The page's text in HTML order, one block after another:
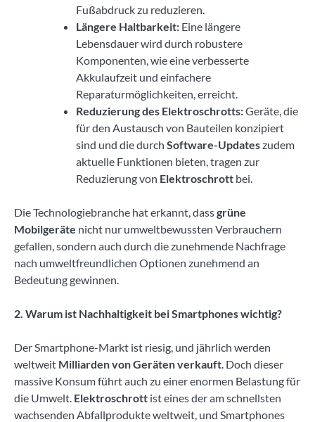
Fußabdruck zu reduzieren.
Längere Haltbarkeit: Eine längere
Lebensdauer wird durch robustere
Komponenten, wie eine verbesserte
Akkulaufzeit und einfachere
Reparaturmöglichkeiten, erreicht.
Reduzierung des Elektroschrotts:Geräte, die
für den Austausch von Bauteilen konzipiert
sind und die durch Software-Updateszudem
aktuelle Funktionen bieten, tragen zur
Reduzierung von Elektroschrott bei.
Die Technologiebranche hat erkannt, dassgrüne
Mobilgeräte nicht nur umweltbewussten Verbrauchern
gefallen, sondern auch durch die zunehmende Nachfrage
nach umweltfreundlichen Optionen zunehmend an
Bedeutung gewinnen.
2. Warum ist Nachhaltigkeit bei Smartphones wichtig?
Der Smartphone-Markt ist riesig, und jährlich werden
weltweit Milliarden von Geräten verkauft. Doch dieser
massive Konsum führt auch zu einer enormen Belastung für
die Umwelt. Elektroschrott ist eines der am schnellsten
wachsenden Abfallprodukte weltweit, und Smartphones